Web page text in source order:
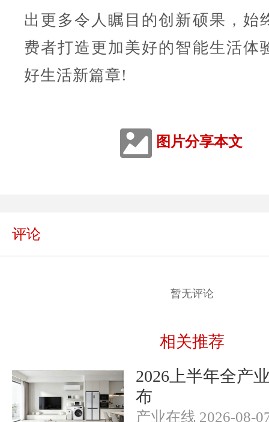
出更多令人瞩目的创新硕果，始
费者打造更加美好的智能生活体
好生活新篇章!
图片分享本文
评论
暂无评论
相关推荐
2026上半年全产
布
产业在线 2026-08-